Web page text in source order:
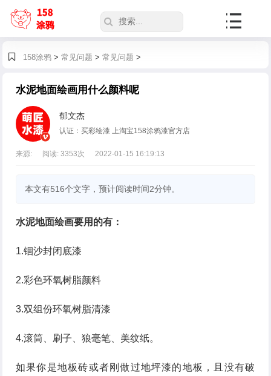
158涂鸦> 常见问题 > 常见问题 >
水泥地面绘画用什么颜料呢
郁文杰
认证：买彩绘漆 上淘宝158涂鸦漆官方店
来源: 阅读:3353次 2022-01-15 16:19:13
本文有516个文字，预计阅读时间2分钟。
水泥地面绘画要用的有：
1.锢沙封闭底漆
2.彩色环氧树脂颜料
3.双组份环氧树脂清漆
4.滚筒、刷子、狼毫笔、美纹纸。
如果你是地板砖或者刚做过地坪漆的地板，且没有破